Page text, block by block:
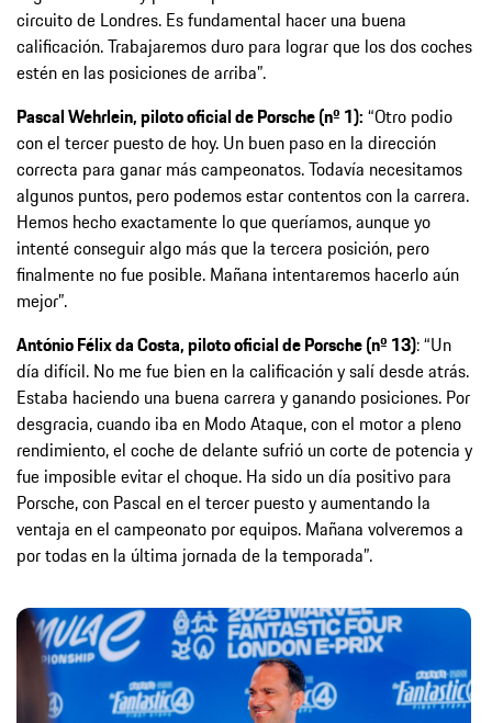
circuito de Londres. Es fundamental hacer una buena
calificación. Trabajaremos duro para lograr que los dos coches
estén en las posiciones de arriba”.
Pascal Wehrlein, piloto oficial de Porsche (nº 1): “Otro podio
con el tercer puesto de hoy. Un buen paso en la dirección
correcta para ganar más campeonatos. Todavía necesitamos
algunos puntos, pero podemos estar contentos con la carrera.
Hemos hecho exactamente lo que queríamos, aunque yo
intenté conseguir algo más que la tercera posición, pero
finalmente no fue posible. Mañana intentaremos hacerlo aún
mejor”.
António Félix da Costa, piloto oficial de Porsche (nº 13): “Un
día difícil. No me fue bien en la calificación y salí desde atrás.
Estaba haciendo una buena carrera y ganando posiciones. Por
desgracia, cuando iba en Modo Ataque, con el motor a pleno
rendimiento, el coche de delante sufrió un corte de potencia y
fue imposible evitar el choque. Ha sido un día positivo para
Porsche, con Pascal en el tercer puesto y aumentando la
ventaja en el campeonato por equipos. Mañana volveremos a
por todas en la última jornada de la temporada”.